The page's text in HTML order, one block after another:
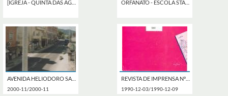
2000-11/2000-11 1990-12-03/1990-12-09